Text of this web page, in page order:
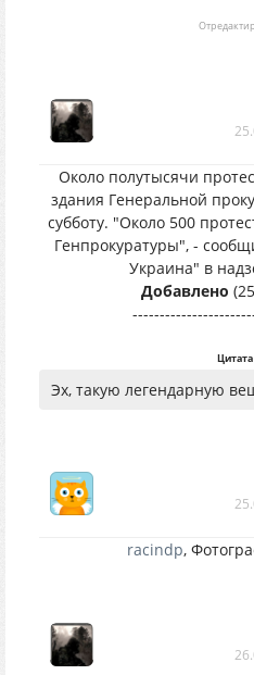
Около полутысячи
здания Генеральной
субботу. "Около 500
Генпрокуратуры", -
Украина" в
Добавлено
Цитата
Эх, такую легендарную
racindp,